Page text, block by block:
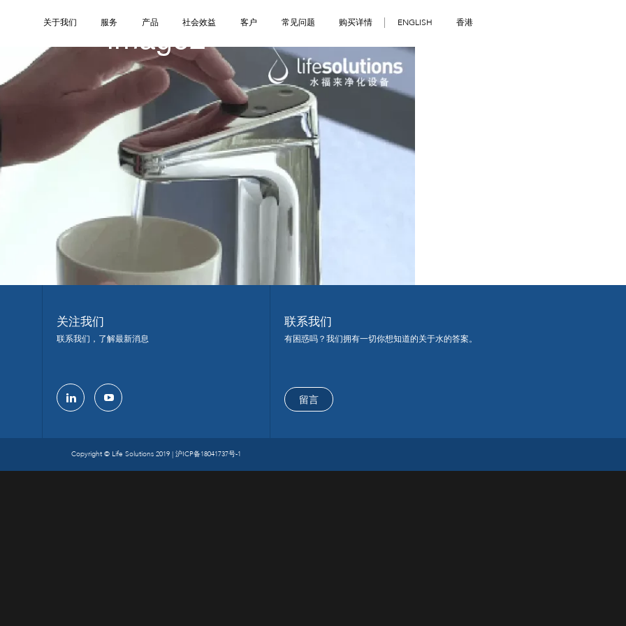
关于我们 服务 产品 社会效益 客户 常见问题 购买详情 ENGLISH 香港
image2
关注我们
联系我们，了解最新消息
联系我们
有困惑吗？我们拥有一切你想知道的关于水的答案。
留言
Copyright © Life Solutions 2019 | 沪ICP备18041737号-1